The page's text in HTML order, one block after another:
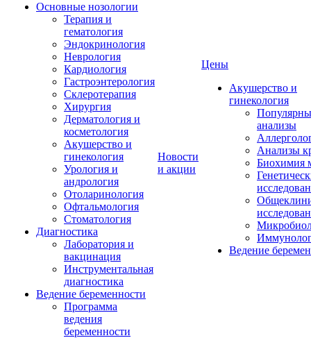
Основные нозологии
Терапия и
гематология
Эндокринология
Неврология
Кардиология
Гастроэнтерология
Склеротерапия
Хирургия
Дерматология и
косметология
Акушерство и
гинекология
Урология и
андрология
Отоларинология
Офтальмология
Стоматология
Диагностика
Лаборатория и
вакцинация
Инструментальная
диагностика
Ведение беременности
Программа
ведения
беременности
Новости
и акции
Цены
Акушерство и
гинекология
анализы
Анализы
Биохимия
Ведение